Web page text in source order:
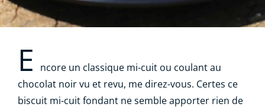
E
ncore un classique mi-cuit ou coulant au
chocolat noir vu et revu, me direz-vous. Certes ce
biscuit mi-cuit fondant ne semble apporter rien de